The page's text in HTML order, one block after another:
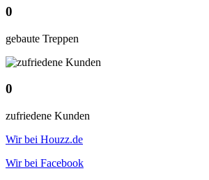
0
gebaute Treppen
0
zufriedene Kunden
Wir bei Houzz.de
Wir bei Facebook